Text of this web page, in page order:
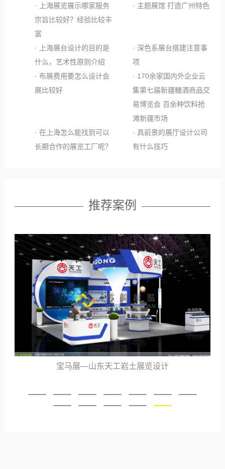
· 上海展览展示哪家服务
宗旨比较好？经验比较丰
富
· 主题展馆 打造广州特色
· 上海展台设计的目的是
什么，艺术性原则介绍
· 深色系展台搭建注意事
项
· 布展费用要怎么设计会
展比较好
· 170余家国内外企业云
集第七届新疆糖酒商品交
易博览会 百余种饮料抢
滩新疆市场
· 在上海怎么能找到可以
长期合作的展览工厂呢？
· 具前景的展厅设计公司
有什么技巧
推荐案例
宝马展—山东天工岩土展览设计